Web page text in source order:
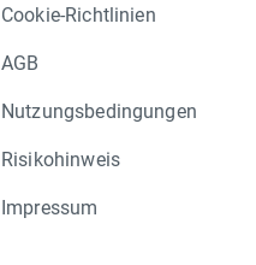
Cookie-Richtlinien
AGB
Nutzungsbedingungen
Risikohinweis
Impressum